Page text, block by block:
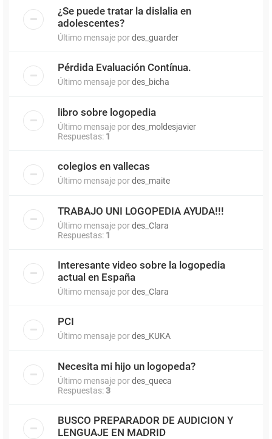
¿Se puede tratar la dislalia en
adolescentes?
Último mensaje pordes_guarder
Pérdida Evaluación Contínua.
Último mensaje pordes_bicha
libro sobre logopedia
Último mensaje pordes_moldesjavier
Respuestas: 1
colegios en vallecas
Último mensaje pordes_maite
TRABAJO UNI LOGOPEDIA AYUDA!!!
Último mensaje pordes_Clara
Respuestas: 1
Interesante video sobre la logopedia
actual en España
Último mensaje pordes_Clara
PCI
Último mensaje pordes_KUKA
Necesita mi hijo un logopeda?
Último mensaje pordes_queca
Respuestas:3
BUSCO PREPARADOR DE AUDICION Y
LENGUAJE EN MADRID